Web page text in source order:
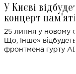
У Києві
концерт
Клименка:
виконають
25 липня у новому
Що, Інше»
фронтмена гурту